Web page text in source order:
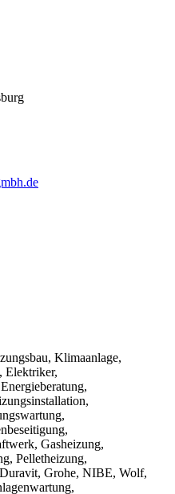
Klimaanlage,
Elektriker,
Gasheizung,
Pelletheizung,
Grohe, NIBE, Wolf,